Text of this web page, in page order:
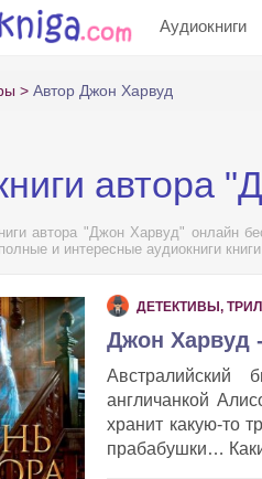
Аудиокниги
Автор Джон Харвуд
автора
автора "Джон Харвуд" онлайн
и интересные аудиокниги
ДЕТЕКТИВЫ,
Джон Харвуд
Австралийский
англичанкой
хранит какую-то
прабабушки…